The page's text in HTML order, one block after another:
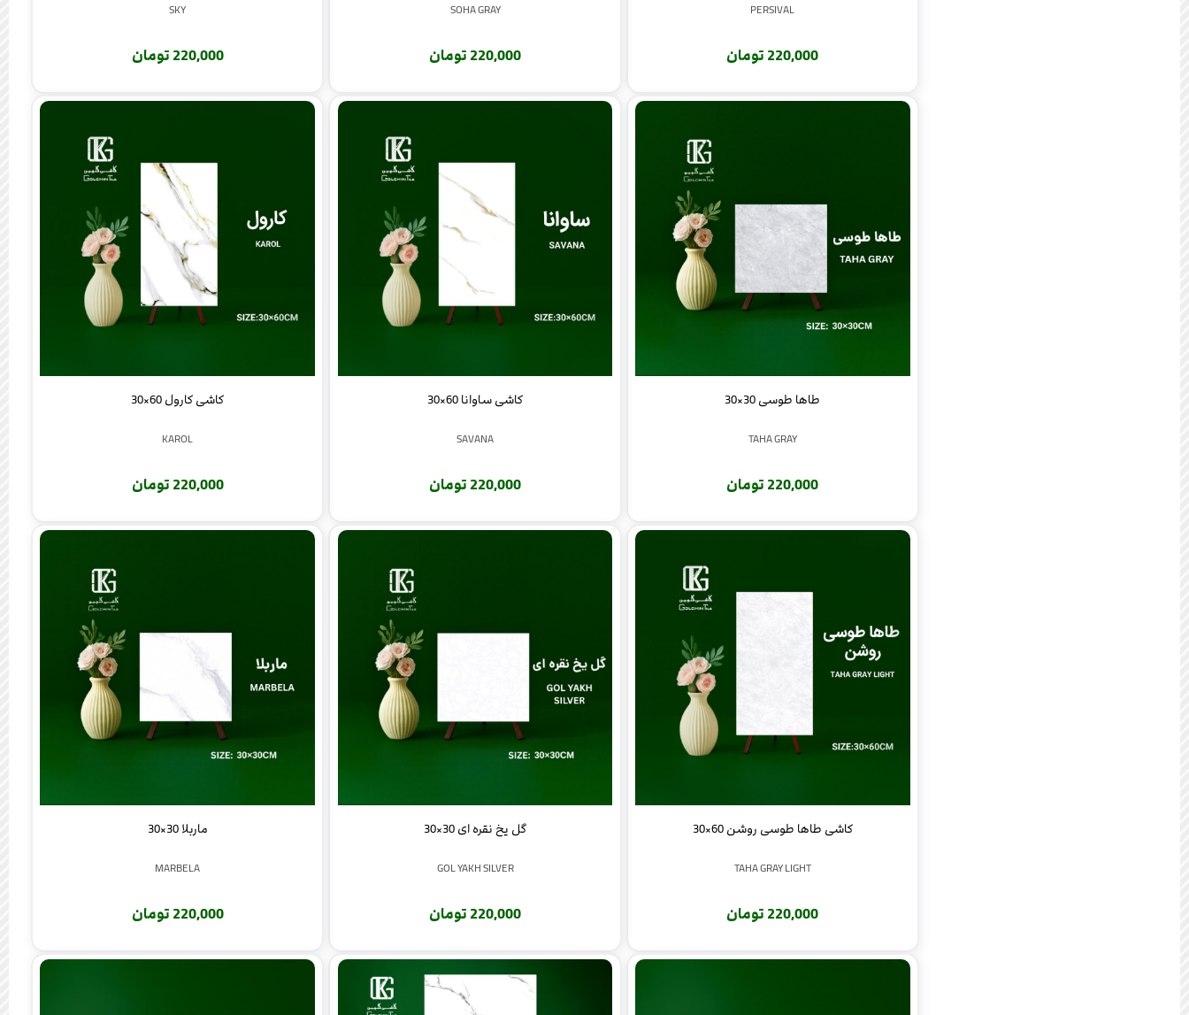
PERSIVAL
220,000 تومان
SOHA GRAY
220,000 تومان
SKY
220,000 تومان
طاها طوسی 30×30
TAHA GRAY
220,000 تومان
کاشی ساوانا 60×30
SAVANA
220,000 تومان
کاشی کارول 60×30
KAROL
220,000 تومان
کاشی طاها طوسی روشن 60×30
TAHA GRAY LIGHT
220,000 تومان
گل یخ نقره ای 30×30
GOL YAKH SILVER
220,000 تومان
ماربلا 30×30
MARBELA
220,000 تومان